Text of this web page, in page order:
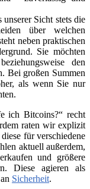
Sicht stets die
über welchen
neben praktischen
Sie möchten
den
Bei großen Summen
als wenn Sie nur
ich Bitcoins?“ recht
raten wir explizit
für verschiedene
aktuell außerdem,
und größere
Diese agieren als
Sicherheit.